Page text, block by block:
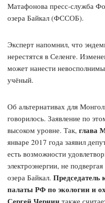
Матафонова пресс-служба
озера Байкал (ФССОБ).
Эксперт напомнил, что
нерестятся в Селенге.
может нанести
учёный.
Об альтернативах для
говорилось. Заявление по
высоком уровне. Так, глава
январе 2017 года заявил
есть возможности
электроэнергии, не
озера Байкал.
палаты РФ по экологии и